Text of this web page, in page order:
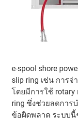
e-spool shore
slip ring เช่น การ
โดยมีการใช้
ring ซึ่งช่วยลดการ
ข้อผิดพลาด ระบบ